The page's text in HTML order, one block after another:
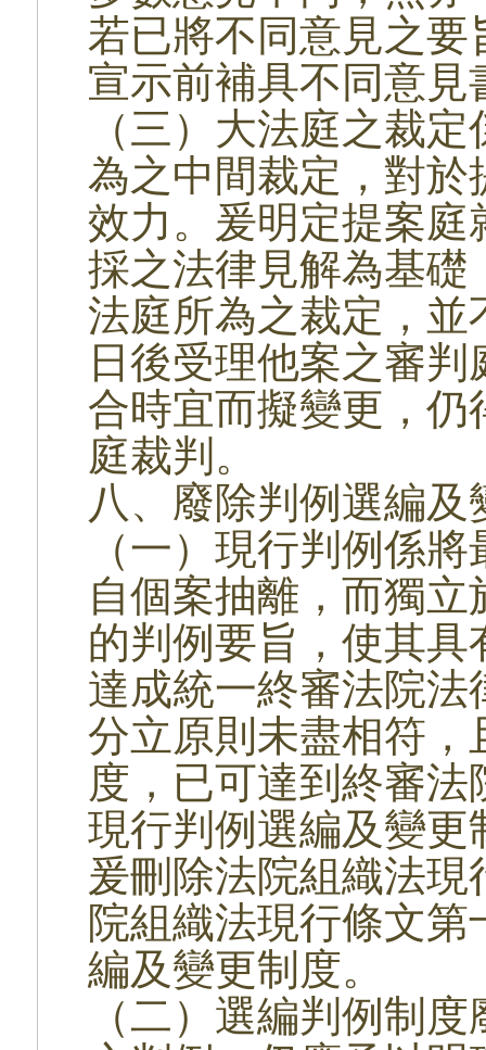
若已將不同意見之
宣示前補具不同意
（三）大法庭之裁
為之中間裁定，對
效力。爰明定提案
採之法律見解為基
法庭所為之裁定，
日後受理他案之審
合時宜而擬變更，
庭裁判。
八、廢除判例選編及
（一）現行判例係
自個案抽離，而獨
的判例要旨，使其
達成統一終審法院
分立原則未盡相符
度，已可達到終審
現行判例選編及變
爰刪除法院組織法
院組織法現行條文
編及變更制度。
（二）選編判例制